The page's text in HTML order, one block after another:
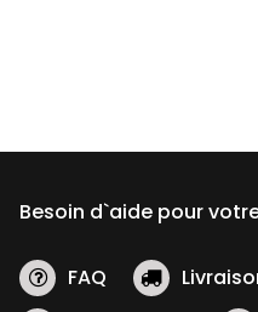
Besoin d`aide pour
FAQ